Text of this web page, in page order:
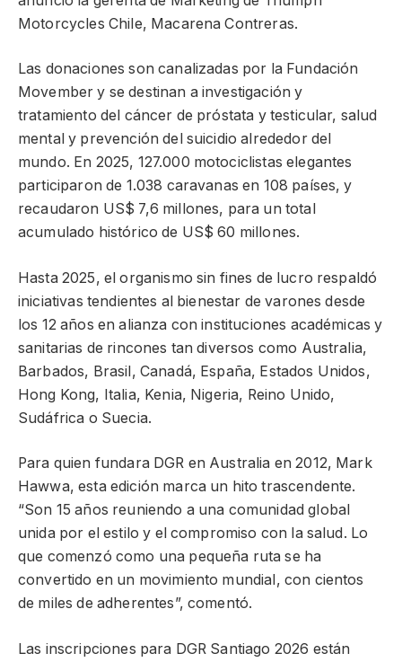
Motorcycles Chile, Macarena Contreras.
Las donaciones son canalizadas por la Fundación
Movember y se destinan a investigación y
tratamiento del cáncer de próstata y testicular, salud
mental y prevención del suicidio alrededor del
mundo. En 2025, 127.000 motociclistas elegantes
participaron de 1.038 caravanas en 108 países, y
recaudaron US$ 7,6 millones, para un total
acumulado histórico de US$ 60 millones.
Hasta 2025, el organismo sin fines de lucro respaldó
iniciativas tendientes al bienestar de varones desde
los 12 años en alianza con instituciones académicas y
sanitarias de rincones tan diversos como Australia,
Barbados, Brasil, Canadá, España, Estados Unidos,
Hong Kong, Italia, Kenia, Nigeria, Reino Unido,
Sudáfrica o Suecia.
Para quien fundara DGR en Australia en 2012, Mark
Hawwa, esta edición marca un hito trascendente.
“Son 15 años reuniendo a una comunidad global
unida por el estilo y el compromiso con la salud. Lo
que comenzó como una pequeña ruta se ha
convertido en un movimiento mundial, con cientos
de miles de adherentes”, comentó.
Las inscripciones para DGR Santiago 2026 están